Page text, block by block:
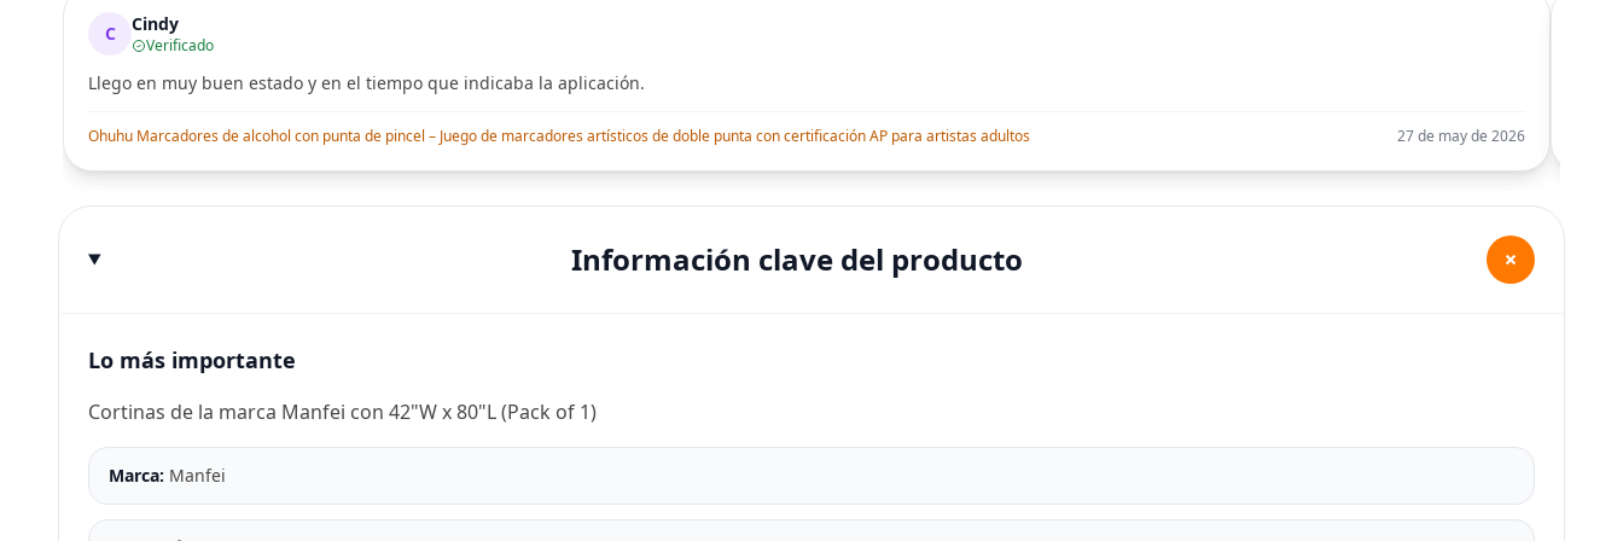
C Cindy
Verificado
Llego en muy buen estado y en el tiempo que indicaba la aplicación.
Ohuhu Marcadores de alcohol con punta de pincel – Juego de marcadores artísticos de doble punta con certificación AP para artistas adultos 27 de may de 2026
Información clave del producto +
Lo más importante
Cortinas de la marca Manfei con 42"W x 80"L (Pack of 1)
Marca: Manfei